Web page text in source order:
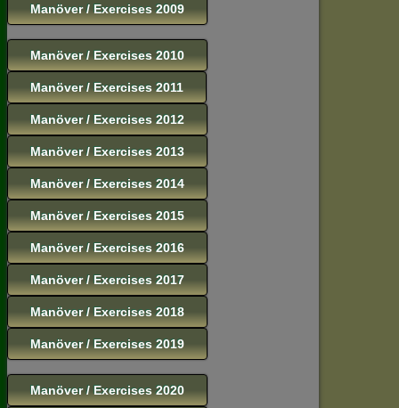
Manöver / Exercises 2009
Manöver / Exercises 2010
Manöver / Exercises 2011
Manöver / Exercises 2012
Manöver / Exercises 2013
Manöver / Exercises 2014
Manöver / Exercises 2015
Manöver / Exercises 2016
Manöver / Exercises 2017
Manöver / Exercises 2018
Manöver / Exercises 2019
Manöver / Exercises 2020